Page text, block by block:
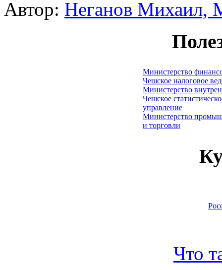
Автор: Неганов
Министерство
Чешское налоговое
Министерство
Чешское
управление
Министерство
и торговли
Что